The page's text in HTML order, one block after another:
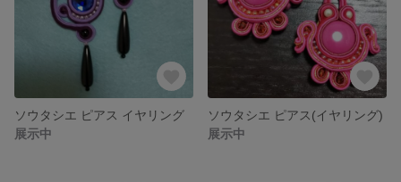
ソウタシエ ピアス イヤリング
展示中
ソウタシエ ピアス(イヤリング)
展示中